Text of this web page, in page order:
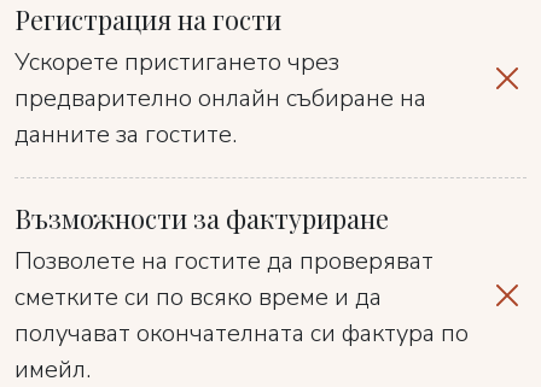
Регистрация на гости
Ускорете пристигането чрез
предварително онлайн събиране на
данните за гостите.
Възможности за фактуриране
Позволете на гостите да проверяват
сметките си по всяко време и да
получават окончателната си фактура по
имейл.